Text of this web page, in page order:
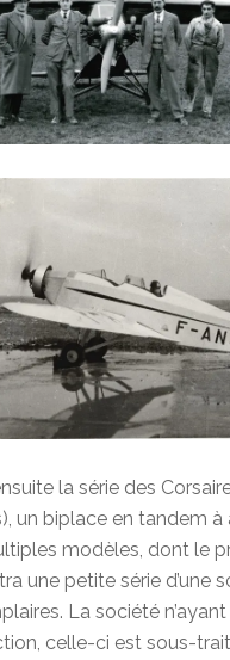
la série des
un biplace en tandem à
modèles, dont le
une petite série d’une
La société
celle-ci est sous-